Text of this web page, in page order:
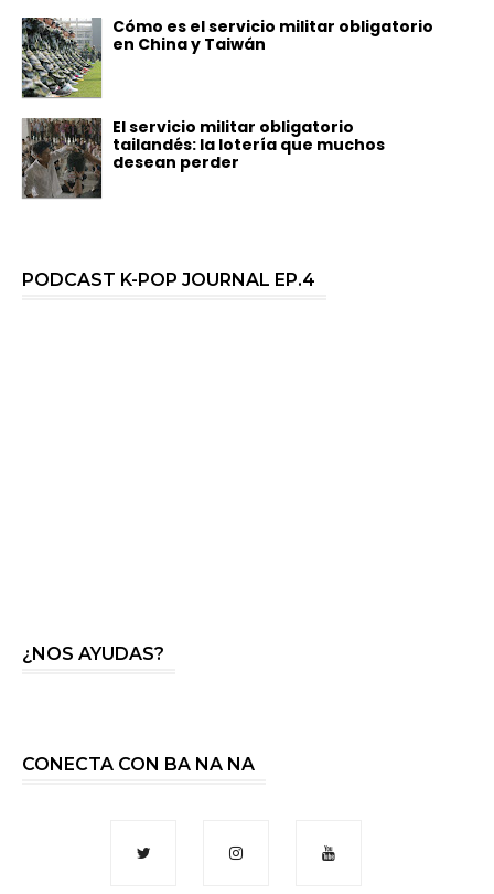
Cómo es el servicio militar obligatorio
en China y Taiwán
El servicio militar obligatorio
tailandés: la lotería que muchos
desean perder
PODCAST K-POP JOURNAL EP.4
¿NOS AYUDAS?
CONECTA CON BA NA NA